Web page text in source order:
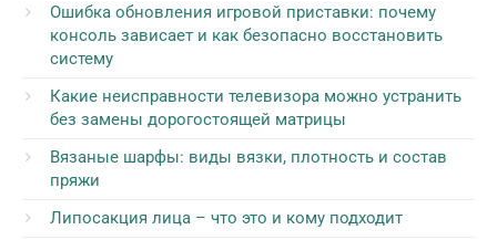
Ошибка обновления игровой приставки: почему
консоль зависает и как безопасно восстановить
систему
Какие неисправности телевизора можно устранить
без замены дорогостоящей матрицы
Вязаные шарфы: виды вязки, плотность и состав
пряжи
Липосакция лица – что это и кому подходит